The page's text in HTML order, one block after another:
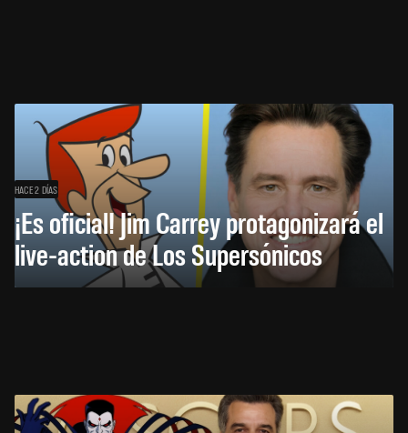
HACE 2 DÍAS
¡Es oficial! Jim Carrey protagonizará el
live-action de Los Supersónicos